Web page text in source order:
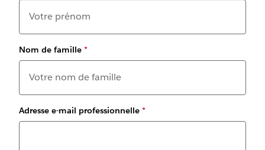
Nom de famille *
Adresse e-mail professionnelle *